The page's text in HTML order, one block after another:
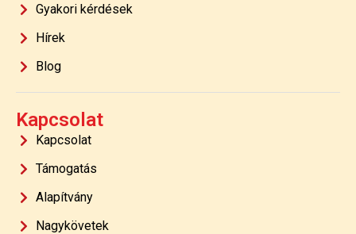
Gyakori kérdések
Hírek
Blog
Kapcsolat
Kapcsolat
Támogatás
Alapítvány
Nagykövetek